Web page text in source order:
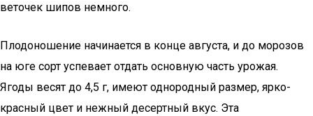
веточек шипов немного.
Плодоношение начинается в конце августа, и до морозов
на юге сорт успевает отдать основную часть урожая.
Ягоды весят до 4,5 г, имеют однородный размер, ярко-
красный цвет и нежный десертный вкус. Эта